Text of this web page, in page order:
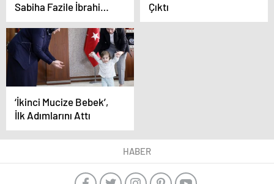
Sabiha Fazile İbrahim
Hayatını Kaybetti
Çıktı
‘İkinci Mucize Bebek’,
İlk Adımlarını Attı
HABER